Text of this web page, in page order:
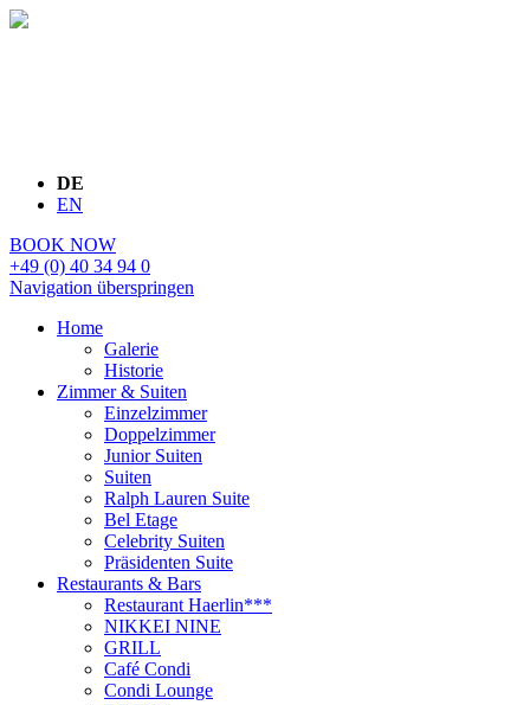
DE
EN
BOOK NOW
+49 (0) 40 34 94 0
Navigation überspringen
Home
Galerie
Historie
Zimmer & Suiten
Einzelzimmer
Doppelzimmer
Junior Suiten
Suiten
Ralph Lauren Suite
Bel Etage
Celebrity Suiten
Präsidenten Suite
Restaurants & Bars
Restaurant Haerlin***
NIKKEI NINE
GRILL
Café Condi
Condi Lounge